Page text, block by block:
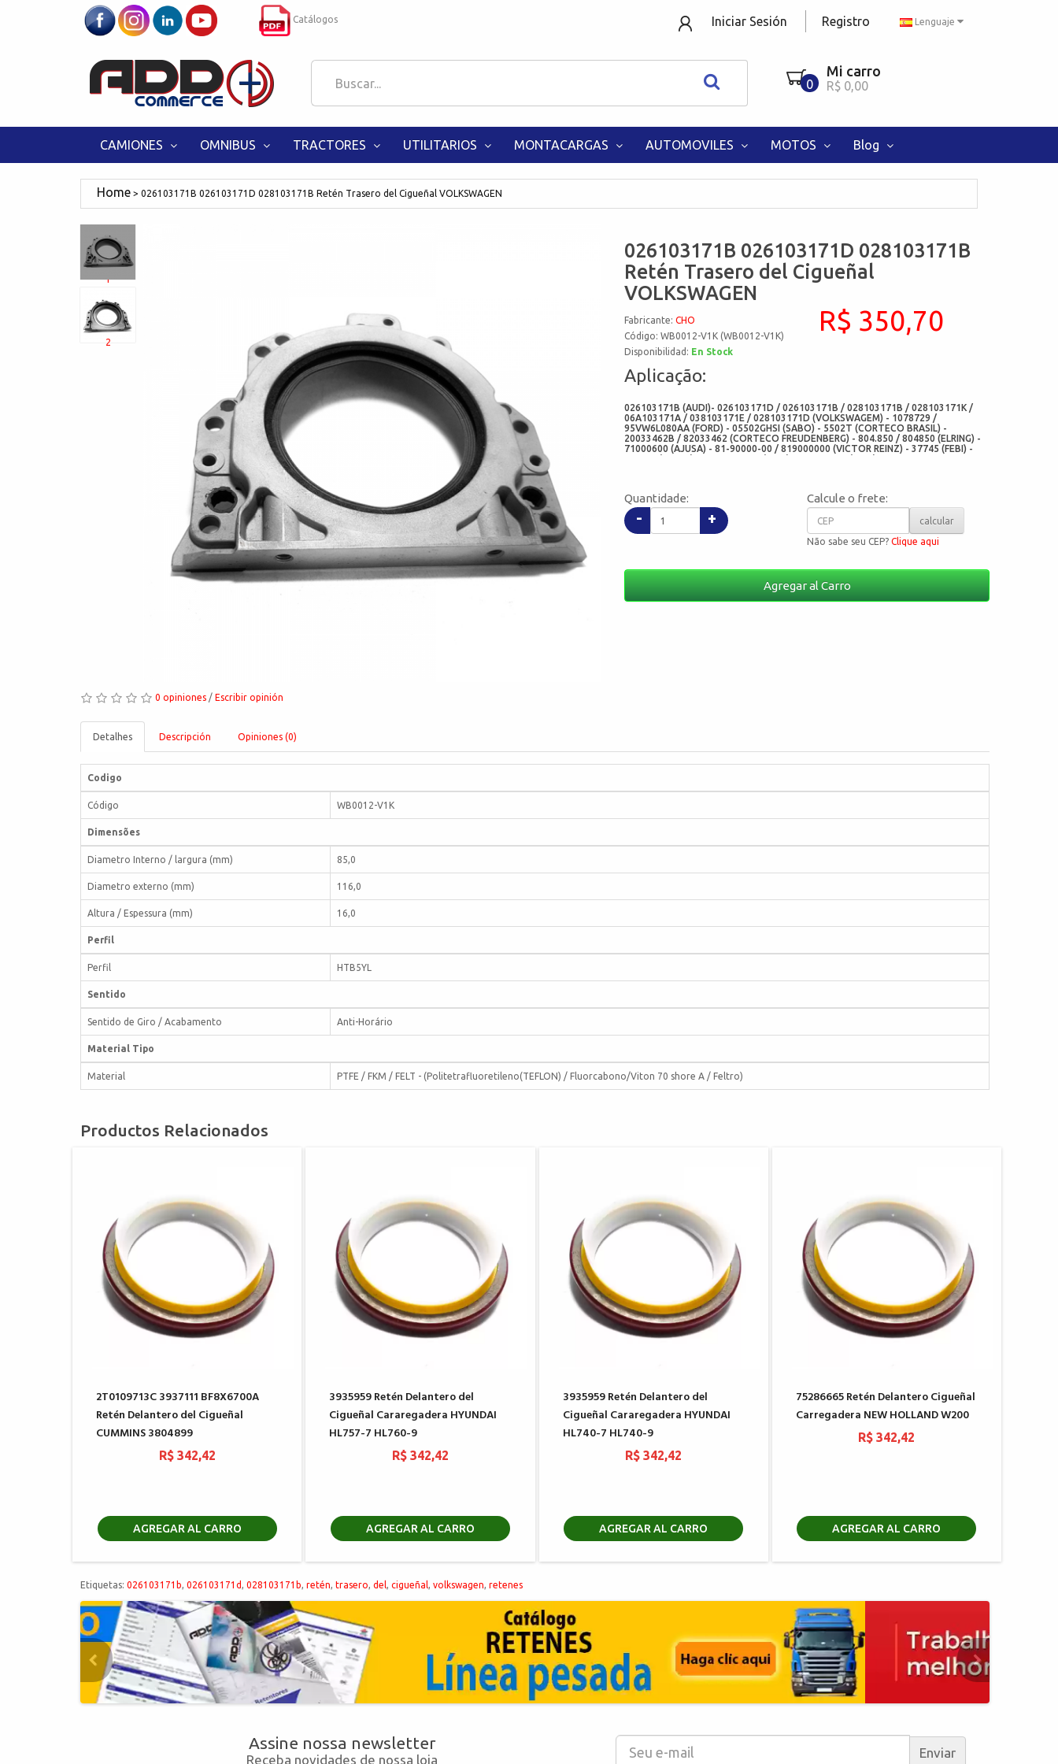
Lenguaje
Catálogos Iniciar Sesión Registro
0
Mi carro
R$ 0,00
CAMIONES OMNIBUS TRACTORES UTILITARIOS MONTACARGAS AUTOMOVILES MOTOS Blog
026103171B 026103171D 028103171B Retén Trasero del Cigueñal VOLKSWAGEN
1
2
0 opiniones / Escribir opinión
026103171B 026103171D 028103171B
Retén Trasero del Cigueñal
VOLKSWAGEN
Fabricante:CHO
Código: WB0012-V1K (WB0012-V1K)
Disponibilidad: En Stock
R$ 350,70
Aplicação:
026103171B (AUDI)- 026103171D / 026103171B / 028103171B / 028103171K /
06A103171A / 038103171E / 028103171D (VOLKSWAGEM) - 1078729 /
95VW6L080AA (FORD) - 05502GHSI (SABO) - 5502T (CORTECO BRASIL) -
20033462B / 82033462 (CORTECO FREUDENBERG) - 804.850 / 804850 (ELRING) -
71000600 (AJUSA) - 81-90000-00 / 819000000 (VICTOR REINZ) - 37745 (FEBI) -
LK5006 (PAYEN) - WB0012-V1K (CHO) - 05502-V1K (ADD)
Quantidade:
- +
Calcule o frete:
calcular
Não sabe seu CEP?Clique aqui
Agregar al Carro
Detalhes Descripción Opiniones (0)
Codigo
Código WB0012-V1K
Dimensões
Diametro Interno / largura (mm) 85,0
Diametro externo (mm) 116,0
Altura / Espessura (mm) 16,0
Perfil
Perfil HTB5YL
Sentido
Sentido de Giro / Acabamento Anti-Horário
Material Tipo
Material PTFE / FKM / FELT - (Politetrafluoretileno(TEFLON) / Fluorcabono/Viton 70 shore A / Feltro)
Productos Relacionados
2T0109713C 3937111 BF8X6700A
Retén Delantero del Cigueñal
CUMMINS 3804899
R$ 342,42
AGREGAR AL CARRO
3935959 Retén Delantero del
Cigueñal Cararegadera HYUNDAI
HL757-7 HL760-9
R$ 342,42
AGREGAR AL CARRO
3935959 Retén Delantero del
Cigueñal Cararegadera HYUNDAI
HL740-7 HL740-9
R$ 342,42
AGREGAR AL CARRO
75286665 Retén Delantero Cigueñal
Carregadera NEW HOLLAND W200
R$ 342,42
AGREGAR AL CARRO
Etiquetas: 026103171b 026103171d 028103171b retén trasero del cigueñal volkswagen retenes
Assine nossa newsletter
Receba novidades de nossa loja Enviar